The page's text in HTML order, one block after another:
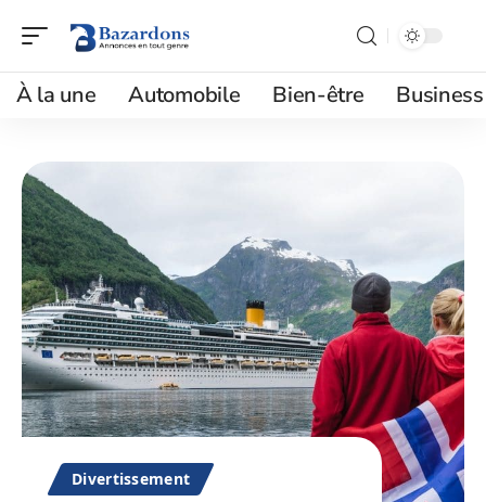
À la une Automobile Bien-être Business
Divertissement